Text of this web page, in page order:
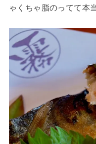
ゃくちゃ脂のってて本